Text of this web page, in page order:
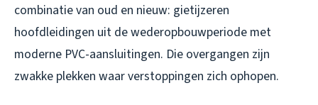
combinatie van oud en nieuw: gietijzeren
hoofdleidingen uit de wederopbouwperiode met
moderne PVC-aansluitingen. Die overgangen zijn
zwakke plekken waar verstoppingen zich ophopen.